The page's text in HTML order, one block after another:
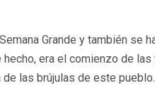
Grande y también se
era el comienzo de
las brújulas de este pueblo.